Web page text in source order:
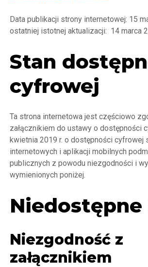
Data publikacji strony internetowej: 15
ostatniej istotnej aktualizacji: 14 marca
Stan
cyfrowej
Ta strona internetowa jest częściowo
załącznikiem do ustawy o dostępności
kwietnia 2019 r. o dostępności cyfrowej
internetowych i aplikacji mobilnych
publicznych z powodu niezgodności i
wymienionych poniżej.
Niezgodność z
załącznikiem